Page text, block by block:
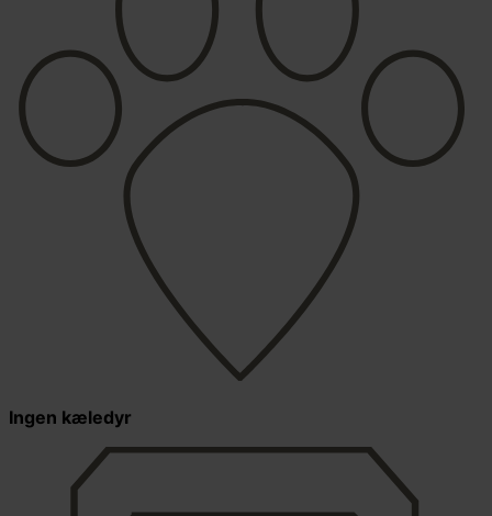
Ingen kæledyr